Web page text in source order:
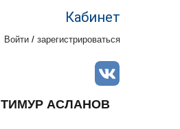
Кабинет
Войти / зарегистрироваться
ТИМУР АСЛАНОВ